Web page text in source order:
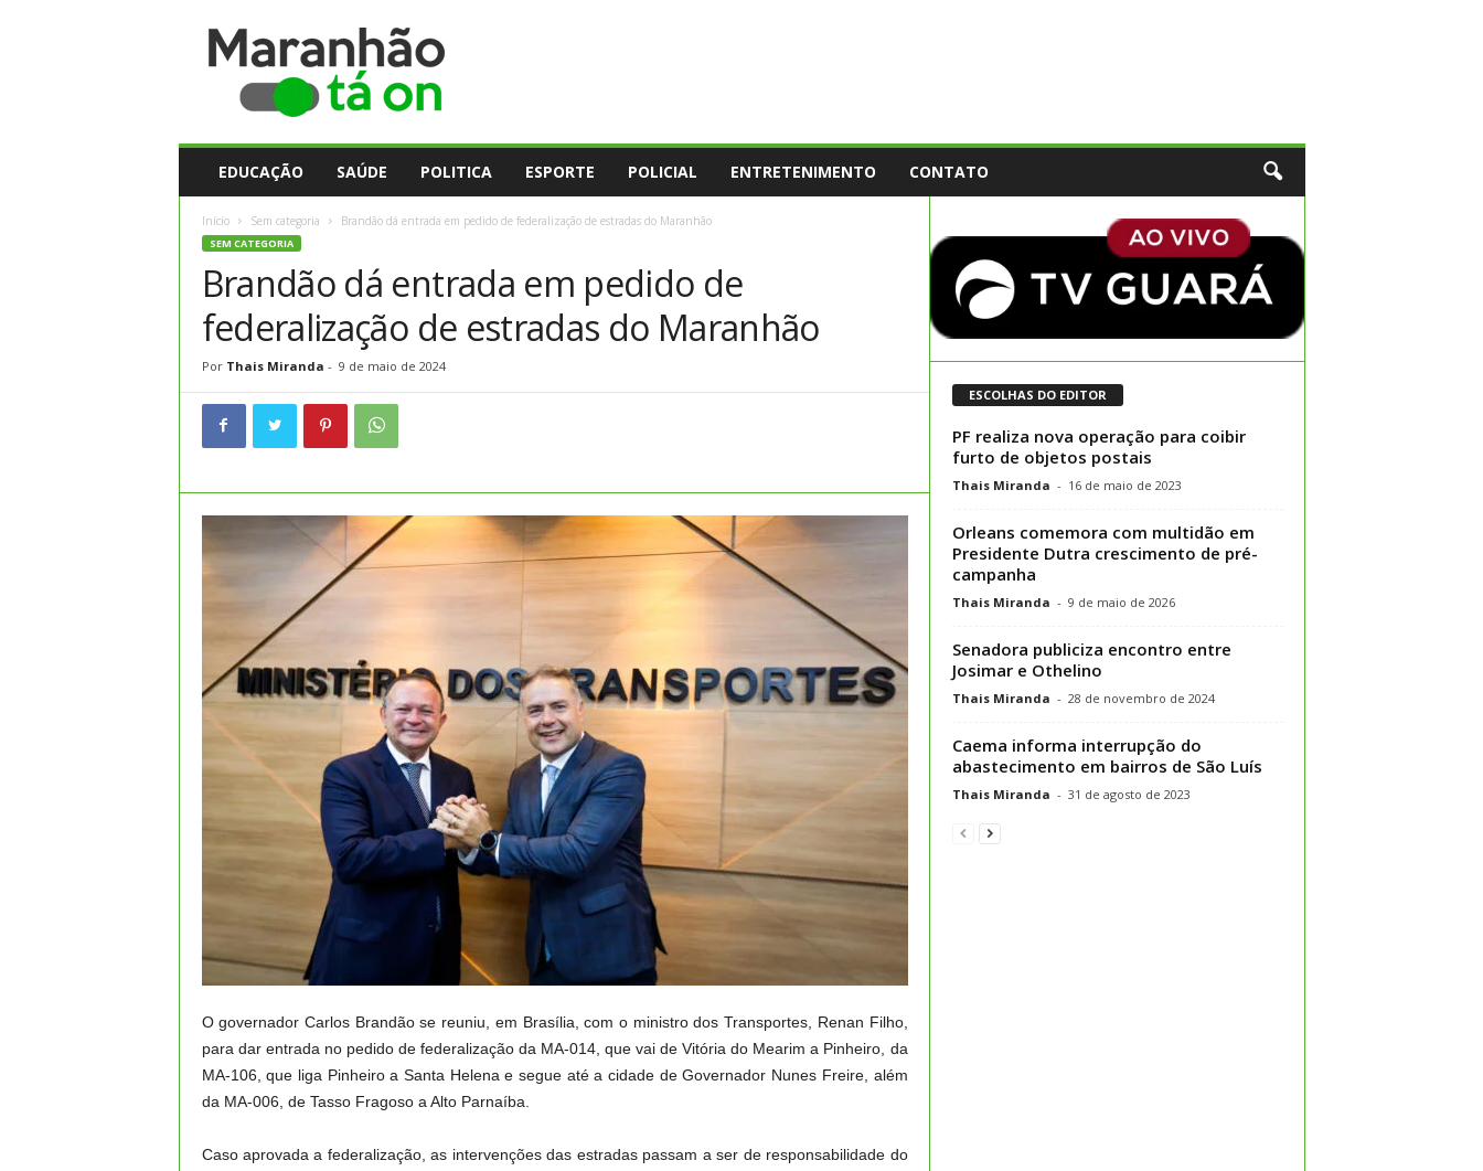
EDUCAÇÃO SAÚDE POLITICA ESPORTE POLICIAL ENTRETENIMENTO CONTATO
Início Sem categoria Brandão dá entrada em pedido de federalização de estradas do Maranhão
SEM CATEGORIA
Brandão dá entrada em pedido de
federalização de estradas do Maranhão
Por Thais Miranda - 9 de maio de 2024
O governador Carlos Brandão se reuniu, em Brasília, com o ministro dos Transportes, Renan Filho,
para dar entrada no pedido de federalização da MA-014, que vai de Vitória do Mearim a Pinheiro, da
MA-106, que liga Pinheiro a Santa Helena e segue até a cidade de Governador Nunes Freire, além
da MA-006, de Tasso Fragoso a Alto Parnaíba.
Caso aprovada a federalização, as intervenções das estradas passam a ser de responsabilidade do
ESCOLHAS DO EDITOR
PF realiza nova operação para coibir
furto de objetos postais
Thais Miranda - 16 de maio de 2023
Orleans comemora com multidão em
Presidente Dutra crescimento de pré-
campanha
Thais Miranda - 9 de maio de 2026
Senadora publiciza encontro entre
Josimar e Othelino
Thais Miranda - 28 de novembro de 2024
Caema informa interrupção do
abastecimento em bairros de São Luís
Thais Miranda - 31 de agosto de 2023